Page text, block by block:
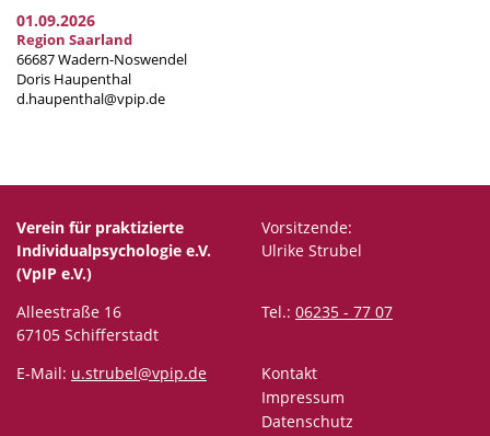
01.09.2026
Region Saarland
66687 Wadern-Noswendel
Doris Haupenthal
d.haupenthal@vpip.de
Verein für praktizierte
Individualpsychologie e.V.
(VpIP e.V.)
Vorsitzende:
Ulrike Strubel
Alleestraße 16
67105 Schifferstadt
Tel.: 06235 - 77 07
E-Mail: u.strubel@vpip.de
Kontakt
Impressum
Datenschutz